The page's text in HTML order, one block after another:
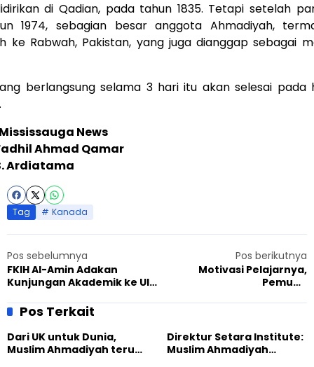
di Qadian, pada tahun 1835. Tetapi setelah
1974, sebagian besar anggota Ahmadiyah,
ke Rabwah, Pakistan, yang juga dianggap sebagai
berlangsung selama 3 hari itu akan selesai pada
News
Ahmad Qamar
Ardiatama
Tag Kanada
Pos sebelumnya
FKIH Al-Amin Adakan
Kunjungan Akademik ke UIN
Pos berikutnya
Motivasi Pelajarnya,
Pemuda
ke Beberapa Perguruan
Pos Terkait
Dari UK untuk Dunia,
Muslim Ahmadiyah terus
Direktur Setara Institute:
Muslim Ahmadiyah